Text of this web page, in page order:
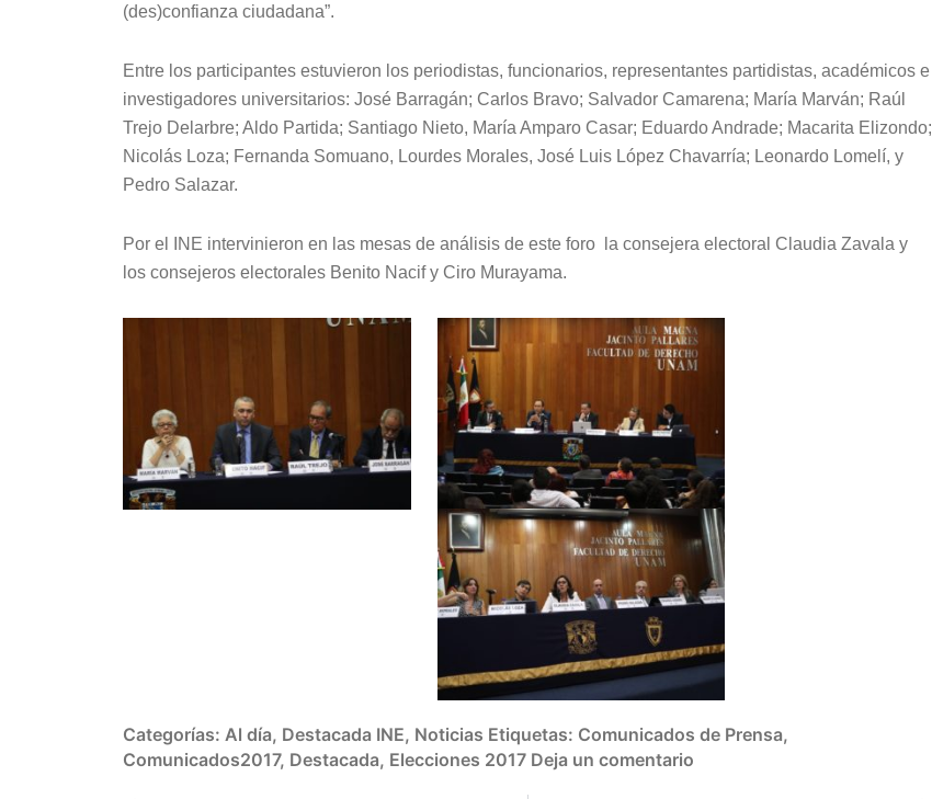
(des)confianza ciudadana”.
Entre los participantes estuvieron los periodistas, funcionarios, representantes partidistas, académicos e
investigadores universitarios: José Barragán; Carlos Bravo; Salvador Camarena; María Marván; Raúl
Trejo Delarbre; Aldo Partida; Santiago Nieto, María Amparo Casar; Eduardo Andrade; Macarita Elizondo;
Nicolás Loza; Fernanda Somuano, Lourdes Morales, José Luis López Chavarría; Leonardo Lomelí, y
Pedro Salazar.
Por el INE intervinieron en las mesas de análisis de este foro la consejera electoral Claudia Zavala y
los consejeros electorales Benito Nacif y Ciro Murayama.
Categorías: Al día, Destacada INE, Noticias Etiquetas: Comunicados de Prensa,
Comunicados2017, Destacada, Elecciones 2017 Deja un comentario